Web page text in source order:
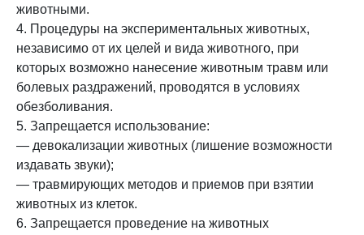
животными.
4. Процедуры на экспериментальных животных,
независимо от их целей и вида животного, при
которых возможно нанесение животным травм или
болевых раздражений, проводятся в условиях
обезболивания.
5. Запрещается использование:
— девокализации животных (лишение возможности
издавать звуки);
— травмирующих методов и приемов при взятии
животных из клеток.
6. Запрещается проведение на животных